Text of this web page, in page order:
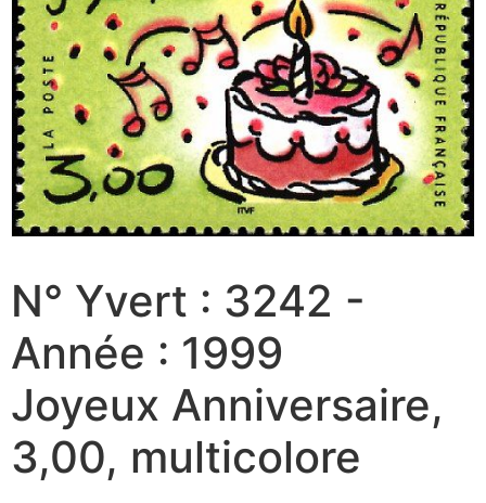
N° Yvert : 3242 -
Année : 1999
Joyeux Anniversaire,
3,00, multicolore